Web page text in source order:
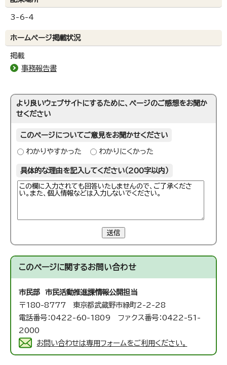
3-6-4
ホームページ掲載状況
掲載
事務報告書
より良いウェブサイトにするために、ページのご感想をお聞か
せください
このページについてご意見をお聞かせください
わかりやすかった わかりにくかった
具体的な理由を記入してください（200字以内）
送信
このページに関するお問い合わせ
市民部 市民活動推進課情報公開担当
〒180-8777 東京都武蔵野市緑町2-2-28
電話番号：0422-60-1809 ファクス番号：0422-51-
2000
お問い合わせは専用フォームをご利用ください。